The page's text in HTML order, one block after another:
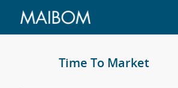
Time To Market